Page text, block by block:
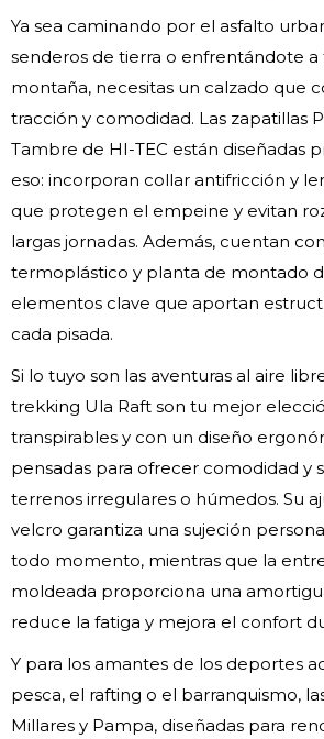
Ya sea caminando por el asfalto
senderos de tierra o enfrentándote a
montaña, necesitas un calzado que
tracción y comodidad. Las zapatillas
Tambre de HI-TEC están diseñadas
eso: incorporan collar antifricción y
que protegen el empeine y evitan
largas jornadas. Además, cuentan
termoplástico y planta de montado
elementos clave que aportan
cada pisada.
Si lo tuyo son las aventuras al aire
trekking Ula Raft son tu mejor
transpirables y con un diseño
pensadas para ofrecer comodidad y
terrenos irregulares o húmedos. Su
velcro garantiza una sujeción
todo momento, mientras que la
moldeada proporciona una
reduce la fatiga y mejora el confort
Y para los amantes de los deportes
pesca, el rafting o el barranquismo,
Millares y Pampa, diseñadas para